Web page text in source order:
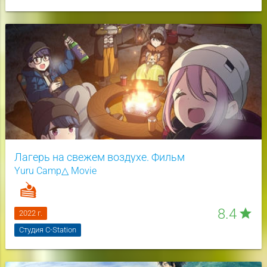
Лагерь на свежем воздухе. Фильм
Yuru Camp△ Movie
8.4 star
2022 г.
Студия C-Station